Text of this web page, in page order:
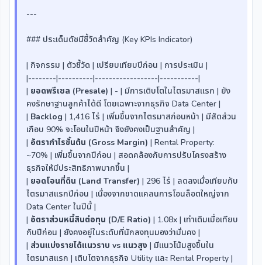
---
### ประเด็นดัชนีชี้วัดสำคัญ (Key KPIs Indicator)
| กิจกรรม | ตัวชี้วัด | เปรียบเทียบปีก่อน | การประเมิน |
|--------|----------|------------------|-----------|
| ยอดพรีเซล (Presale) | - | มีการเติบโตในไตรมาสแรก | ยัง
คงรักษาฐานลูกค้าได้ดี โดยเฉพาะจากธุรกิจ Data Center |
| Backlog | 1,416 ไร่ | เพิ่มขึ้นจากไตรมาสก่อนหน้า | มีสัดส่วน
เกือบ 90% จะโอนในปีหน้า จึงยังคงเป็นฐานสำคัญ |
| อัตรากำไรขั้นต้น (Gross Margin) | Rental Property:
~70% | เพิ่มขึ้นจากปีก่อน | สอดคล้องกับการปรับโครงสร้าง
ธุรกิจให้มีประสิทธิภาพมากขึ้น |
| ยอดโอนที่ดิน (Land Transfer) | 296 ไร่ | ลดลงเมื่อเทียบกับ
ไตรมาสแรกปีก่อน | เนื่องจากขาดแคลนการโอนล็อตใหญ่จาก
Data Center ในปีนี้ |
| อัตราส่วนหนี้สินต่อทุน (D/E Ratio) | 1.08x | เท่าเดิมเมื่อเทียบ
กับปีก่อน | ยังคงอยู่ในระดับที่นักลงทุนมองว่ามั่นคง |
| ส่วนแบ่งรายได้แนวราบ vs แนวสูง | มีแนวโน้มสูงขึ้นใน
ไตรมาสแรก | เติบโตจากธุรกิจ Utility และ Rental Property |